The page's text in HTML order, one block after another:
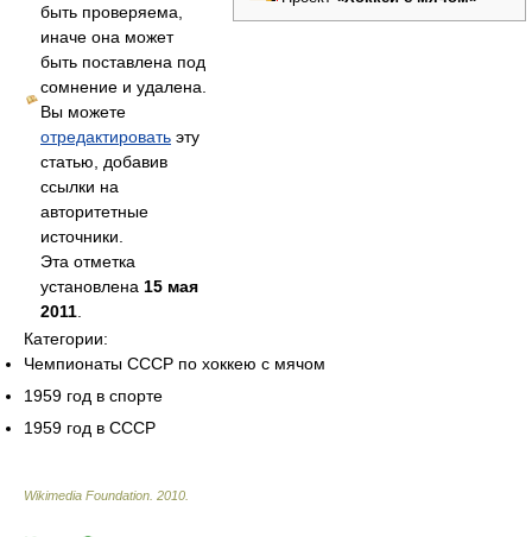
быть проверяема,
иначе она может
быть поставлена под
сомнение и удалена.
Вы можете
отредактировать эту
статью, добавив
ссылки на
авторитетные
источники.
Эта отметка
установлена 15 мая
2011
Категории:
Чемпионаты СССР по хоккею с мячом
1959 год в спорте
1959 год в СССР
Wikimedia Foundation 2010